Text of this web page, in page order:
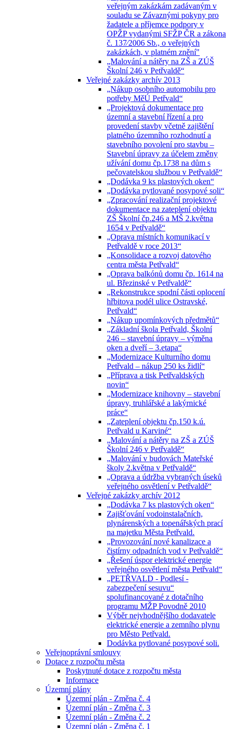
veřejným zakázkám zadávaným v
souladu se Závaznými pokyny pro
žadatele a příjemce podpory v
OPŽP vydanými SFŽP ČR a zákona
č. 137⁄2006 Sb., o veřejných
zakázkách, v platném znění"
„Malování a nátěry na ZŠ a ZÚŠ
Školní 246 v Petřvaldě“
Veřejné zakázky archív 2013
„Nákup osobního automobilu pro
potřeby MěÚ Petřvald“
„Projektová dokumentace pro
územní a stavební řízení a pro
provedení stavby včetně zajištění
platného územního rozhodnutí a
stavebního povolení pro stavbu –
Stavební úpravy za účelem změny
užívání domu čp.1738 na dům s
pečovatelskou službou v Petřvaldě“
„Dodávka 9 ks plastových oken“
„Dodávka pytlované posypové soli“
„Zpracování realizační projektové
dokumentace na zateplení objektu
ZŠ Školní čp.246 a MŠ 2.května
1654 v Petřvaldě“
„Oprava místních komunikací v
Petřvaldě v roce 2013“
„Konsolidace a rozvoj datového
centra města Petřvald“
„Oprava balkónů domu čp. 1614 na
ul. Březinské v Petřvaldě“
„Rekonstrukce spodní části oplocení
hřbitova podél ulice Ostravské,
Petřvald“
„Nákup upomínkových předmětů“
„Základní škola Petřvald, Školní
246 – stavební úpravy – výměna
oken a dveří – 3.etapa“
„Modernizace Kulturního domu
Petřvald – nákup 250 ks židlí“
„Příprava a tisk Petřvaldských
novin“
„Modernizace knihovny – stavební
úpravy, truhlářské a lakýrnické
práce“
„Zateplení objektu čp.150 k.ú.
Petřvald u Karviné“
„Malování a nátěry na ZŠ a ZÚŠ
Školní 246 v Petřvaldě“
„Malování v budovách Mateřské
školy 2.května v Petřvaldě“
„Oprava a údržba vybraných úseků
veřejného osvětlení v Petřvaldě“
Veřejné zakázky archív 2012
„Dodávka 7 ks plastových oken“
Zajišťování vodoinstalačních,
plynárenských a topenářských prací
na majetku Města Petřvald.
„Provozování nové kanalizace a
čistírny odpadních vod v Petřvaldě“
„Řešení úspor elektrické energie
veřejného osvětlení města Petřvald“
„PETŘVALD - Podlesí -
zabezpečení sesuvu“
spolufinancované z dotačního
programu MŽP Povodně 2010
Výběr nejvhodnějšího dodavatele
elektrické energie a zemního plynu
pro Město Petřvald.
Dodávka pytlované posypové soli.
Veřejnoprávní smlouvy
Dotace z rozpočtu města
Poskytnuté dotace z rozpočtu města
Informace
Územní plány
Územní plán - Změna č. 4
Územní plán - Změna č. 3
Územní plán - Změna č. 2
Územní plán - Změna č. 1